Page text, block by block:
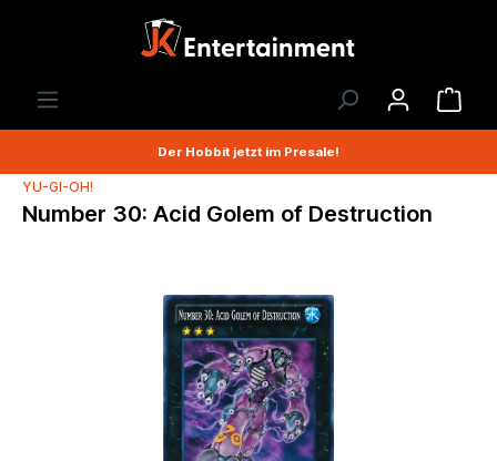
Der Hobbit jetzt im Presale!
YU-GI-OH!
Number 30: Acid Golem of Destruction